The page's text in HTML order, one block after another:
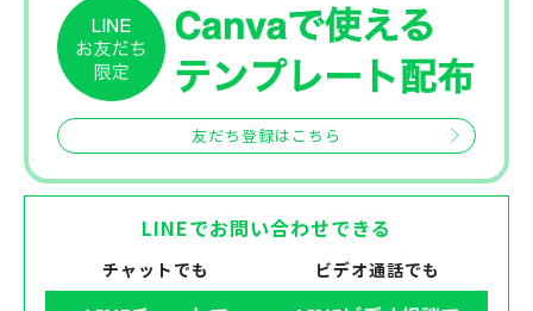
友だち登録はこちら
LINEでお問い合わせできる
チャットでも ビデオ通話でも